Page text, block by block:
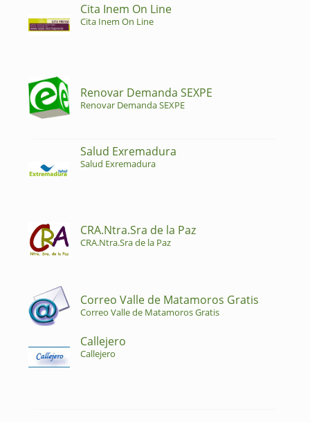
Cita Inem On Line
Cita Inem On Line
Renovar Demanda SEXPE
Renovar Demanda SEXPE
Salud Exremadura
Salud Exremadura
CRA.Ntra.Sra de la Paz
CRA.Ntra.Sra de la Paz
Correo Valle de Matamoros Gratis
Correo Valle de Matamoros Gratis
Callejero
Callejero